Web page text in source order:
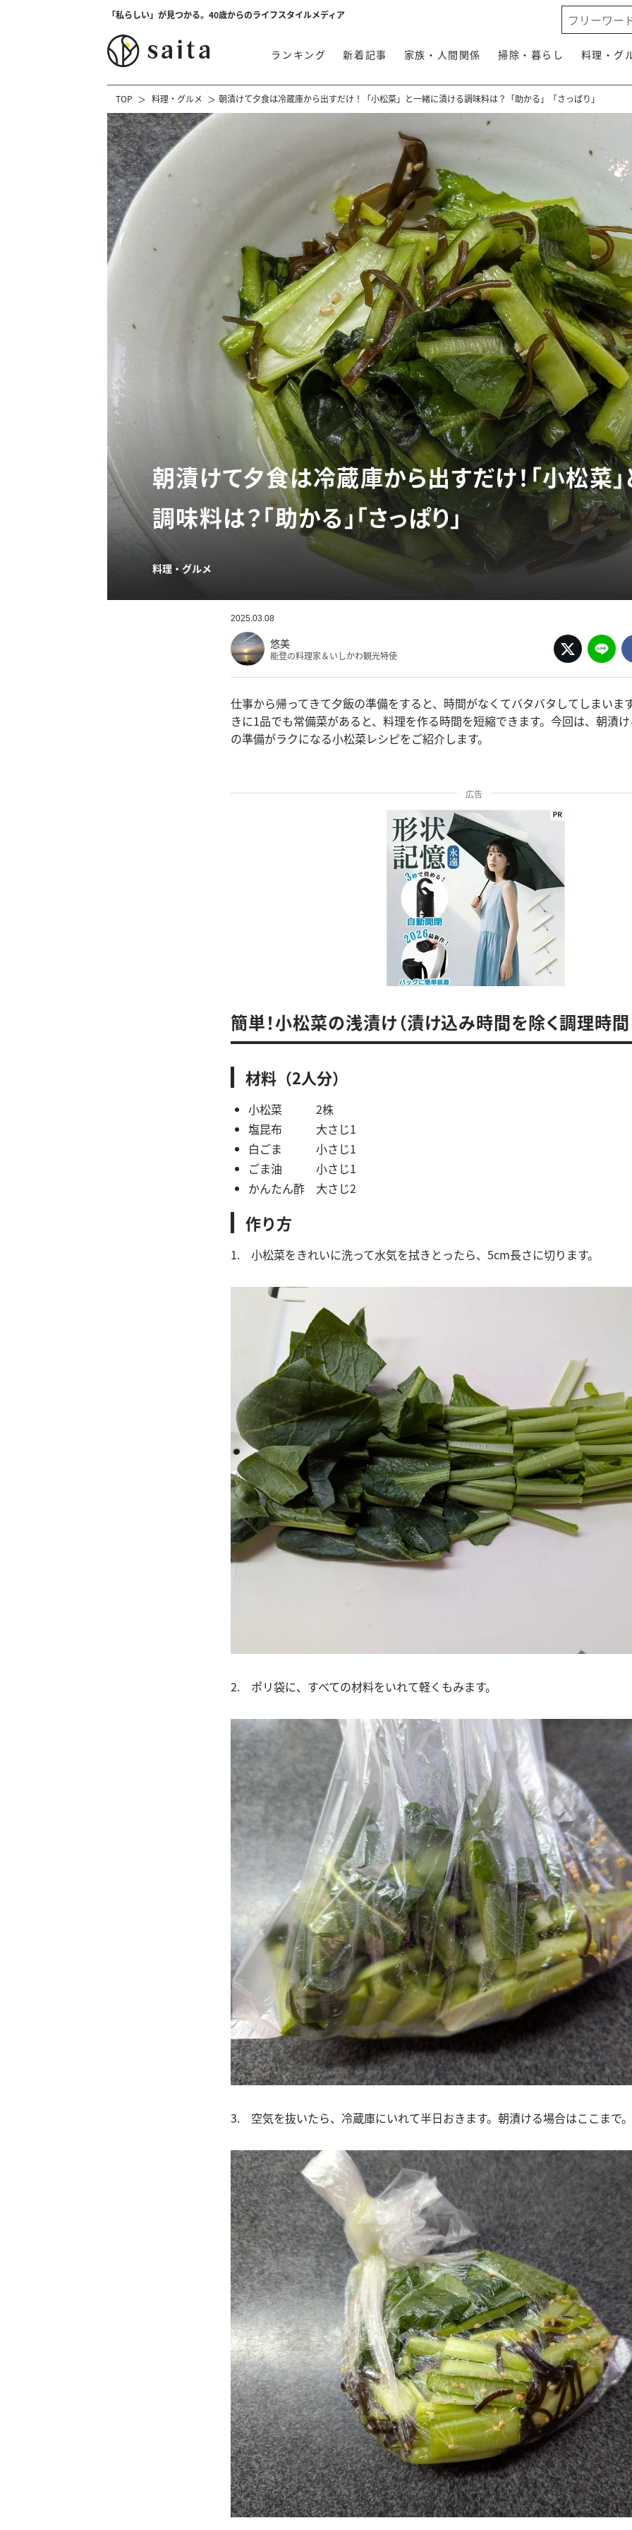
「私らしい」が見つかる。40歳からのライフスタイルメディア
ランキング 新着記事 家族・人間関係 掃除・暮らし 料理・グ
TOP 料理・グルメ 朝漬けて夕食は冷蔵庫から出すだけ！「小松菜」と一緒に漬ける調味料は？「助かる」「さっぱり」
朝漬けて夕食は冷蔵庫から出すだけ！「小松菜
調味料は？「助かる」「さっぱり」
料理・グルメ
2025.03.08
悠美
能登の料理家＆いしかわ観光特使
仕事から帰ってきて夕飯の準備をすると、時間がなくてバタバタしてしまいま
きに1品でも常備菜があると、料理を作る時間を短縮できます。今回は、朝漬
の準備がラクになる小松菜レシピをご紹介します。
広告
簡単！小松菜の浅漬け（漬け込み時間を除く調理時間
材料（2人分）
小松菜 2株
塩昆布 大さじ1
白ごま 小さじ1
ごま油 小さじ1
かんたん酢 大さじ2
作り方
1. 小松菜をきれいに洗って水気を拭きとったら、5cm長さに切ります。
2. ポリ袋に、すべての材料をいれて軽くもみます。
3. 空気を抜いたら、冷蔵庫にいれて半日おきます。朝漬ける場合はここまで。